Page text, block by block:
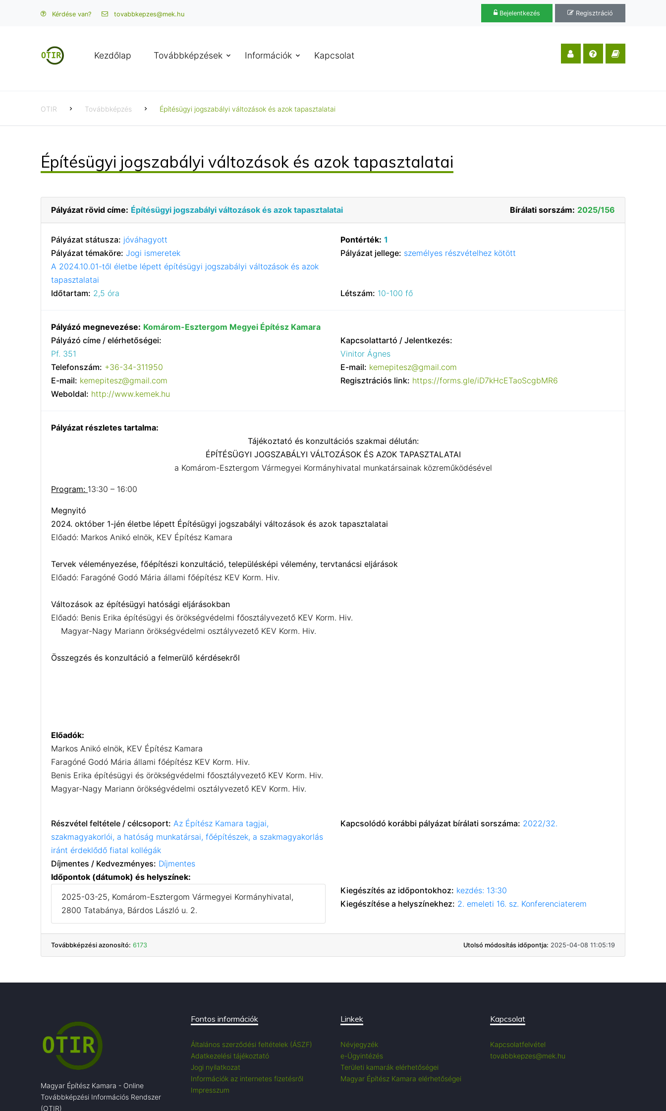
Kérdése van? tovabbkepzes@mek.hu Bejelentkezés Regisztráció
Kezdőlap Továbbképzések Információk Kapcsolat
OTIR Továbbképzés Építésügyi jogszabályi változások és azok tapasztalatai
Építésügyi jogszabályi változások és azok tapasztalatai
Pályázat rövid címe: Építésügyi jogszabályi változások és azok tapasztalatai Bírálati sorszám: 2025/156
Pályázat státusza: jóváhagyott Pontérték: 1
Pályázat témaköre: Jogi ismeretek
A 2024.10.01-től életbe lépett építésügyi jogszabályi változások és azok
tapasztalatai
Pályázat jellege: személyes részvételhez kötött
Időtartam: 2,5 óra Létszám: 10-100 fő
Pályázó megnevezése: Komárom-Esztergom Megyei Építész Kamara
Pályázó címe / elérhetőségei:
Pf. 351
Telefonszám: +36-34-311950
E-mail: kemepitesz@gmail.com
Weboldal: http://www.kemek.hu
Kapcsolattartó / Jelentkezés:
Vinitor Ágnes
E-mail: kemepitesz@gmail.com
Regisztrációs link: https://forms.gle/iD7kHcETaoScgbMR6
Pályázat részletes tartalma:
Tájékoztató és konzultációs szakmai délután:
ÉPÍTÉSÜGYI JOGSZABÁLYI VÁLTOZÁSOK ÉS AZOK TAPASZTALATAI
a Komárom-Esztergom Vármegyei Kormányhivatal munkatársainak közreműködésével
Program: 13:30 – 16:00
Megnyitó
2024. október 1-jén életbe lépett Építésügyi jogszabályi változások és azok tapasztalatai
Előadó: Markos Anikó elnök, KEV Építész Kamara
Tervek véleményezése, főépítészi konzultáció, településképi vélemény, tervtanácsi eljárások
Előadó: Faragóné Godó Mária állami főépítész KEV Korm. Hiv.
Változások az építésügyi hatósági eljárásokban
Előadó: Benis Erika építésügyi és örökségvédelmi főosztályvezető KEV Korm. Hiv.
Magyar-Nagy Mariann örökségvédelmi osztályvezető KEV Korm. Hiv.
Összegzés és konzultáció a felmerülő kérdésekről
Előadók:
Markos Anikó elnök, KEV Építész Kamara
Faragóné Godó Mária állami főépítész KEV Korm. Hiv.
Benis Erika építésügyi és örökségvédelmi főosztályvezető KEV Korm. Hiv.
Magyar-Nagy Mariann örökségvédelmi osztályvezető KEV Korm. Hiv.
Részvétel feltétele / célcsoport: Az Építész Kamara tagjai,
szakmagyakorlói, a hatóság munkatársai, főépítészek, a szakmagyakorlás
iránt érdeklődő fiatal kollégák
Díjmentes / Kedvezményes: Díjmentes
Kapcsolódó korábbi pályázat bírálati sorszáma: 2022/32.
Időpontok (dátumok) és helyszínek:
2025-03-25, Komárom-Esztergom Vármegyei Kormányhivatal,
2800 Tatabánya, Bárdos László u. 2.
Kiegészítés az időpontokhoz: kezdés: 13:30
Kiegészítése a helyszínekhez: 2. emeleti 16. sz. Konferenciaterem
Továbbképzési azonosító: 6173 Utolsó módosítás időpontja: 2025-04-08 11:05:19
Magyar Építész Kamara - Online
Továbbképzési Információs Rendszer
(OTIR)
Fontos információk
Általános szerződési feltételek (ÁSZF)
Adatkezelési tájékoztató
Jogi nyilatkozat
Információk az internetes fizetésről
Impresszum
Linkek
Névjegyzék
e-Ügyintézés
Területi kamarák elérhetőségei
Magyar Építész Kamara elérhetőségei
Kapcsolat
Kapcsolatfelvétel
tovabbkepzes@mek.hu